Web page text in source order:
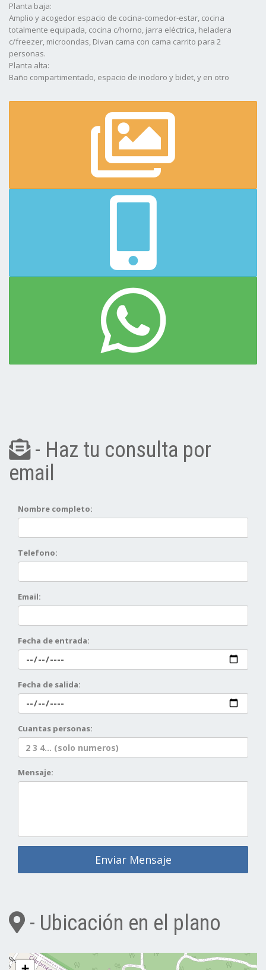
Planta baja:
Amplio y acogedor espacio de cocina-comedor-estar, cocina
totalmente equipada, cocina c/horno, jarra eléctrica, heladera
c/freezer, microondas, Divan cama con cama carrito para 2
personas.
Planta alta:
Baño compartimentado, espacio de inodoro y bidet, y en otro
Habitación con sommier de 2 plazas. Aire Acondicionado, SMART TV
de 32" (No olvide traer sus claves de acceso a las app), WiFi.
Espacio para auto y dentro del complejo.
Piscina compartida con las otras unidades y parrilla independiente.
Disponible toda la temporada.
Mucama y Servicio de blanco conrecambio cada 3 dias
- Haz tu consulta por
email
Nombre completo:
Telefono:
Email:
Fecha de entrada:
Fecha de salida:
Cuantas personas:
Mensaje:
Enviar Mensaje
- Ubicación en el plano